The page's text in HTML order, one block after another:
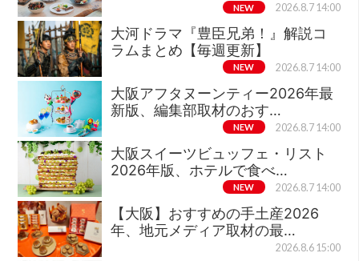
NEW 2026.8.7 14:00
大河ドラマ『豊臣兄弟！』解説コ
ラムまとめ【毎週更新】
NEW 2026.8.7 14:00
大阪アフタヌーンティー2026年最
新版、編集部取材のおす…
NEW 2026.8.7 14:00
大阪スイーツビュッフェ・リスト
2026年版、ホテルで食べ…
NEW 2026.8.7 14:00
【大阪】おすすめの手土産2026
年、地元メディア取材の最…
2026.8.6 15:00